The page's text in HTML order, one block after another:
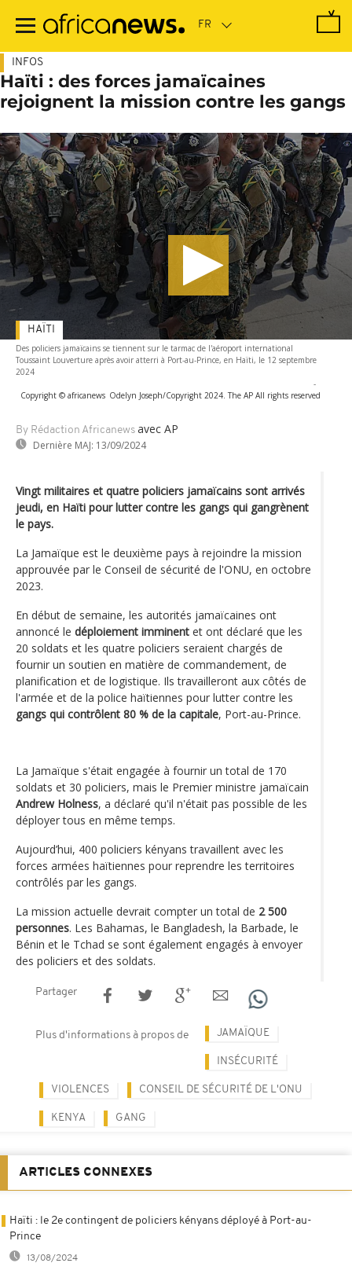
contenu
INFOS
Haïti : des forces jamaïcaines
rejoignent la mission contre les gangs
Des policiers jamaïcains se tiennent sur le tarmac de l'aéroport international
Toussaint Louverture après avoir atterri à Port-au-Prince, en Haïti, le 12 septembre
2024
-
Copyright © africanews Odelyn Joseph/Copyright 2024. The AP All rights reserved
By Rédaction Africanews avec AP
Dernière MAJ: 13/09/2024
HAÏTI
Vingt militaires et quatre policiers jamaïcains sont arrivés
jeudi, en Haïti pour lutter contre les gangs qui gangrènent
le pays.
La Jamaïque est le deuxième pays à rejoindre la mission
approuvée par le Conseil de sécurité de l'ONU, en octobre
2023.
En début de semaine, les autorités jamaïcaines ont
annoncé le déploiement imminent et ont déclaré que les
20 soldats et les quatre policiers seraient chargés de
fournir un soutien en matière de commandement, de
planification et de logistique. Ils travailleront aux côtés de
l'armée et de la police haïtiennes pour lutter contre les
gangs qui contrôlent 80 % de la capitale, Port-au-Prince.
La Jamaïque s'était engagée à fournir un total de 170
soldats et 30 policiers, mais le Premier ministre jamaïcain
Andrew Holness, a déclaré qu'il n'était pas possible de les
déployer tous en même temps.
Aujourd’hui, 400 policiers kényans travaillent avec les
forces armées haïtiennes pour reprendre les territoires
contrôlés par les gangs.
La mission actuelle devrait compter un total de 2 500
personnes. Les Bahamas, le Bangladesh, la Barbade, le
Bénin et le Tchad se sont également engagés à envoyer
des policiers et des soldats.
Partager
Plus d'informations à propos de JAMAÏQUE
INSÉCURITÉ
VIOLENCES CONSEIL DE SÉCURITÉ DE L'ONU
KENYA GANG
ARTICLES CONNEXES
Haïti : le 2e contingent de policiers kényans déployé à Port-au-
Prince
13/08/2024